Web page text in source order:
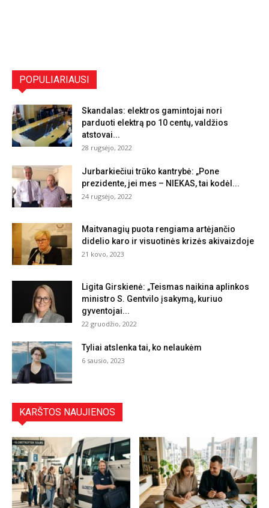
POPULIARIAUSI
Skandalas: elektros gamintojai nori
parduoti elektrą po 10 centų, valdžios
atstovai...
28 rugsėjo, 2022
Jurbarkiečiui trūko kantrybė: „Pone
prezidente, jei mes – NIEKAS, tai kodėl...
24 rugsėjo, 2022
Maitvanagių puota rengiama artėjančio
didelio karo ir visuotinės krizės akivaizdoje
21 kovo, 2023
Ligita Girskienė: „Teismas naikina aplinkos
ministro S. Gentvilo įsakymą, kuriuo
gyventojai...
22 gruodžio, 2022
Tyliai atslenka tai, ko nelaukėm
6 sausio, 2023
KARŠTOS NAUJIENOS